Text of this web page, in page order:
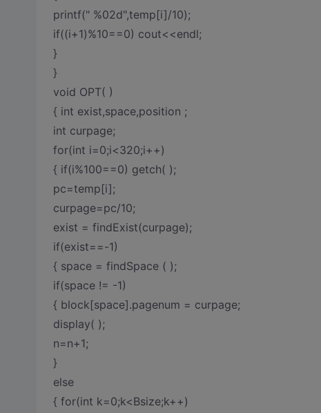
printf(" %02d",temp[i]/10);
if((i+1)%10==0) cout<<endl;
}
}
void OPT( )
{ int exist,space,position ;
int curpage;
for(int i=0;i<320;i++)
{ if(i%100==0) getch( );
pc=temp[i];
curpage=pc/10;
exist = findExist(curpage);
if(exist==-1)
{ space = findSpace ( );
if(space != -1)
{ block[space].pagenum = curpage;
display( );
n=n+1;
}
else
{ for(int k=0;k<Bsize;k++)